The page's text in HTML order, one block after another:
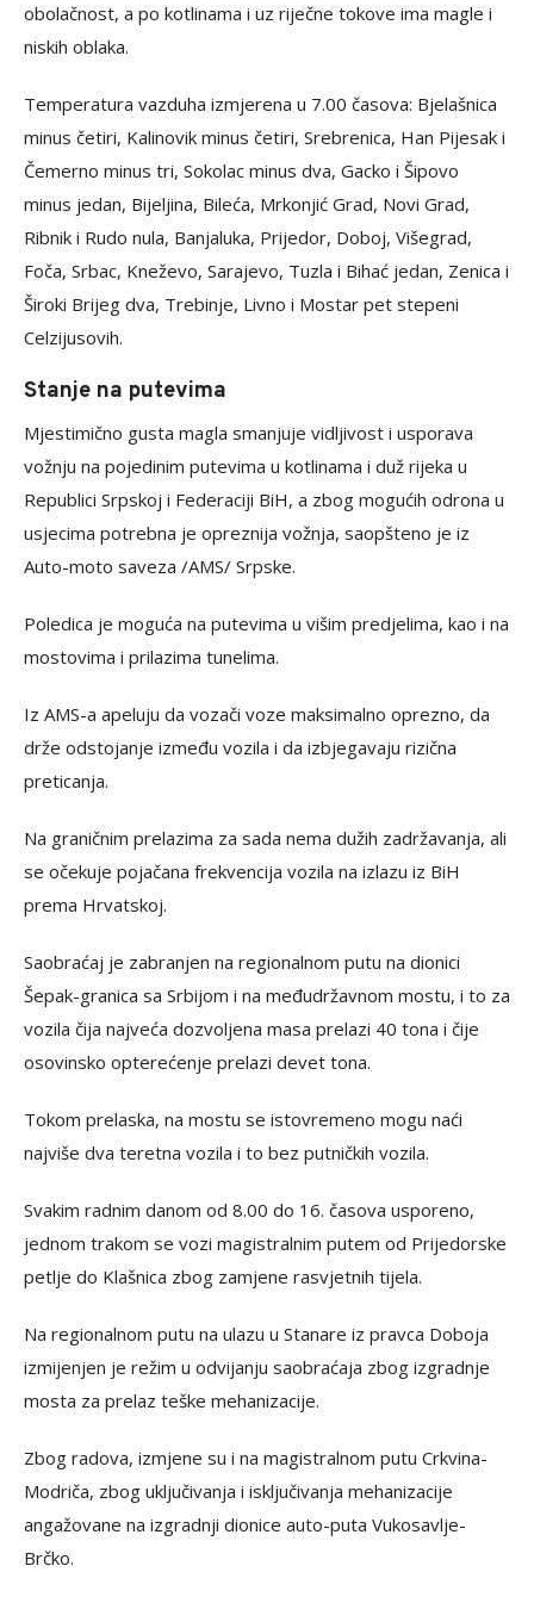
obolačnost, a po kotlinama i uz riječne tokove ima magle i
niskih oblaka.
Temperatura vazduha izmjerena u 7.00 časova: Bjelašnica
minus četiri, Kalinovik minus četiri, Srebrenica, Han Pijesak i
Čemerno minus tri, Sokolac minus dva, Gacko i Šipovo
minus jedan, Bijeljina, Bileća, Mrkonjić Grad, Novi Grad,
Ribnik i Rudo nula, Banjaluka, Prijedor, Doboj, Višegrad,
Foča, Srbac, Kneževo, Sarajevo, Tuzla i Bihać jedan, Zenica i
Široki Brijeg dva, Trebinje, Livno i Mostar pet stepeni
Celzijusovih.
Stanje na putevima
Mjestimično gusta magla smanjuje vidljivost i usporava
vožnju na pojedinim putevima u kotlinama i duž rijeka u
Republici Srpskoj i Federaciji BiH, a zbog mogućih odrona u
usjecima potrebna je opreznija vožnja, saopšteno je iz
Auto-moto saveza /AMS/ Srpske.
Poledica je moguća na putevima u višim predjelima, kao i na
mostovima i prilazima tunelima.
Iz AMS-a apeluju da vozači voze maksimalno oprezno, da
drže odstojanje između vozila i da izbjegavaju rizična
preticanja.
Na graničnim prelazima za sada nema dužih zadržavanja, ali
se očekuje pojačana frekvencija vozila na izlazu iz BiH
prema Hrvatskoj.
Saobraćaj je zabranjen na regionalnom putu na dionici
Šepak-granica sa Srbijom i na međudržavnom mostu, i to za
vozila čija najveća dozvoljena masa prelazi 40 tona i čije
osovinsko opterećenje prelazi devet tona.
Tokom prelaska, na mostu se istovremeno mogu naći
najviše dva teretna vozila i to bez putničkih vozila.
Svakim radnim danom od 8.00 do 16. časova usporeno,
jednom trakom se vozi magistralnim putem od Prijedorske
petlje do Klašnica zbog zamjene rasvjetnih tijela.
Na regionalnom putu na ulazu u Stanare iz pravca Doboja
izmijenjen je režim u odvijanju saobraćaja zbog izgradnje
mosta za prelaz teške mehanizacije.
Zbog radova, izmjene su i na magistralnom putu Crkvina-
Modriča, zbog uključivanja i isključivanja mehanizacije
angažovane na izgradnji dionice auto-puta Vukosavlje-
Brčko.